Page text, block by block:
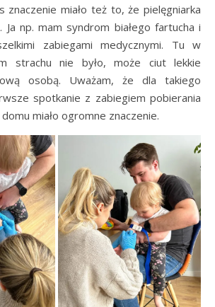
znaczenie miało też to, że pielęgniarka
Ja np. mam syndrom białego fartucha i
zabiegami medycznymi. Tu w
strachu nie było, może ciut lekkie
osobą. Uważam, że dla takiego
spotkanie z zabiegiem pobierania
miało ogromne znaczenie.